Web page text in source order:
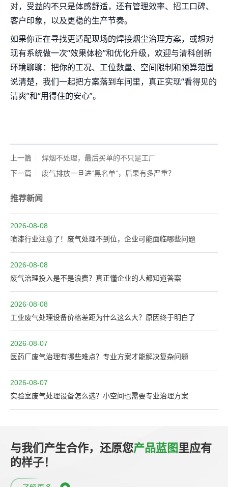
对，受益的不只是体感舒适，还有管理效率、招工口碑、
客户印象，以及更稳的生产节奏。
如果你正在寻找更适配现场的焊接烟尘治理方案，或想对
现有系统做一次“效果体检”和优化升级，欢迎与清科创新
环境聊聊：把你的工况、工位数量、空间限制和预算范围
说清楚，我们一起把方案落到车间里，真正实现“看得见的
清爽”和“用得住的安心”。
上一篇
焊烟不处理，最后买单的不只是工厂
下一篇
废气排放一旦进“黑名单”，后果有多严重？
推荐新闻
2026-08-08
喷漆行业注意了！废气处理不到位，企业可能面临哪些问题
2026-08-08
废气治理投入是不是浪费？真正懂企业的人都知道答案
2026-08-08
工业废气处理设备价格差距为什么这么大？原因终于明白了
2026-08-07
医药厂废气治理有哪些难点？专业方案才能解决复杂问题
2026-08-07
实验室废气处理设备怎么选？小空间也需要专业治理方案
与我们产生合作，还原您产品蓝图里应有
的样子！